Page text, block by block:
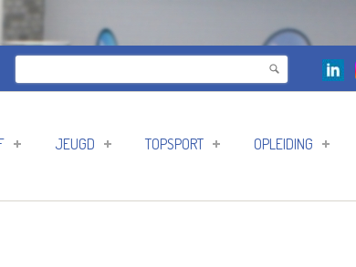
Zoekveld
JEUGD TOPSPORT OPLEIDING